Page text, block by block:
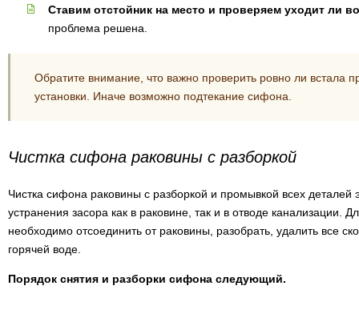
Ставим отстойник на место и проверяем уходит ли
проблема решена.
Обратите внимание, что важно проверить ровно ли встала
установки. Иначе возможно подтекание сифона.
Чистка сифона раковины с разборкой
Чистка сифона раковины с разборкой и промывкой всех
устранения засора как в раковине, так и в отводе канализации.
необходимо отсоединить от раковины, разобрать, удалить все
горячей воде.
Порядок снятия и разборки сифона следующий.